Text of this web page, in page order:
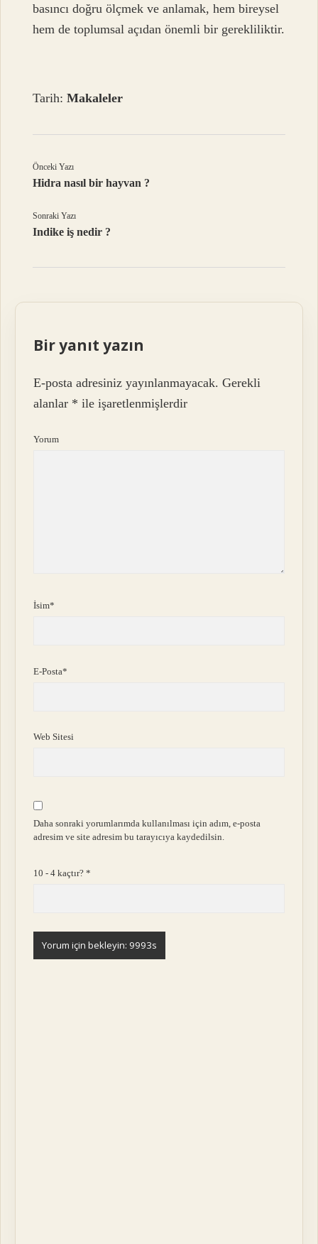
basıncı doğru ölçmek ve anlamak, hem bireysel
hem de toplumsal açıdan önemli bir gerekliliktir.
Tarih:Makaleler
Önceki Yazı
Hidra nasıl bir hayvan ?
Sonraki Yazı
Indike iş nedir ?
Bir yanıt yazın
E-posta adresiniz yayınlanmayacak. Gerekli
alanlar * ile işaretlenmişlerdir
Yorum
İsim*
E-Posta*
Web Sitesi
Daha sonraki yorumlarımda kullanılması için adım, e-posta
adresim ve site adresim bu tarayıcıya kaydedilsin.
10 - 4 kaçtır?*